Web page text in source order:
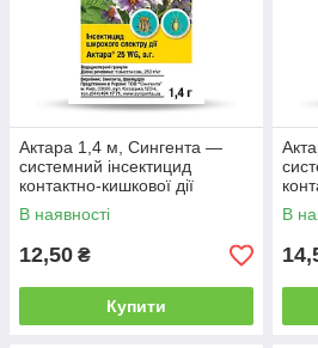
складі.
Що ми пропонуємо
Ми вже 17 років
типових препаратів і
Актара 1,4 м, Сингента —
системний інсектицид
контактно-кишкової дії
В наявності
12,50 ₴
Купити
В